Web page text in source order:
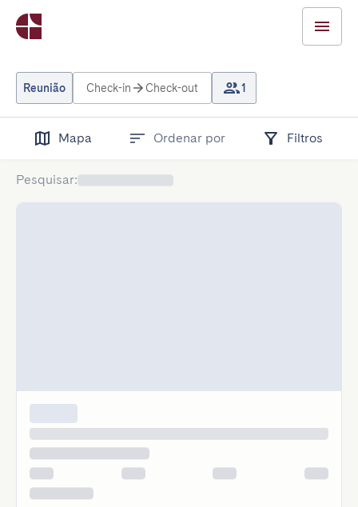
Reunião Check-in Check-out 1
Mapa Ordenar por Filtros
Pesquisar: